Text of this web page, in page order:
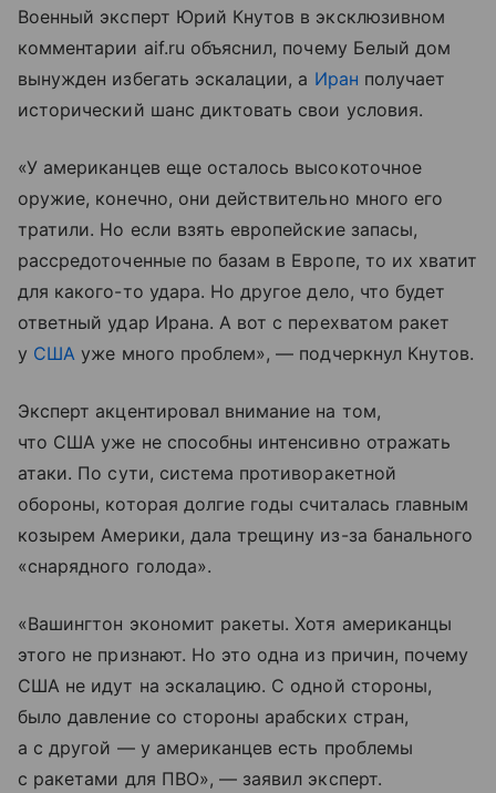
Военный эксперт Юрий Кнутов в эксклюзивном
комментарии aif.ru объяснил, почему Белый дом
вынужден избегать эскалации, а Иран получает
исторический шанс диктовать свои условия.
«У американцев еще осталось высокоточное
оружие, конечно, они действительно много его
тратили. Но если взять европейские запасы,
рассредоточенные по базам в Европе, то их хватит
для какого-то удара. Но другое дело, что будет
ответный удар Ирана. А вот с перехватом ракет
у США уже много проблем», — подчеркнул Кнутов.
Эксперт акцентировал внимание на том,
что США уже не способны интенсивно отражать
атаки. По сути, система противоракетной
обороны, которая долгие годы считалась главным
козырем Америки, дала трещину из-за банального
«снарядного голода».
«Вашингтон экономит ракеты. Хотя американцы
этого не признают. Но это одна из причин, почему
США не идут на эскалацию. С одной стороны,
было давление со стороны арабских стран,
а с другой — у американцев есть проблемы
с ракетами для ПВО», — заявил эксперт.